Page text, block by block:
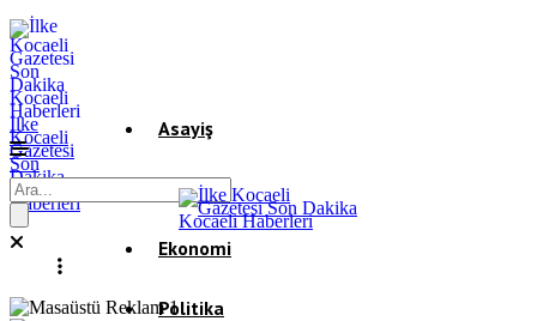
İlke
Kocaeli
Gazetesi
Son
Dakika
Kocaeli
Haberleri
Asayiş
Gündem
Ekonomi
Politika